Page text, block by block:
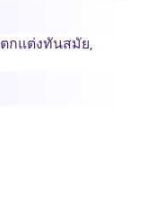
ตกแต่งทันสมัย,